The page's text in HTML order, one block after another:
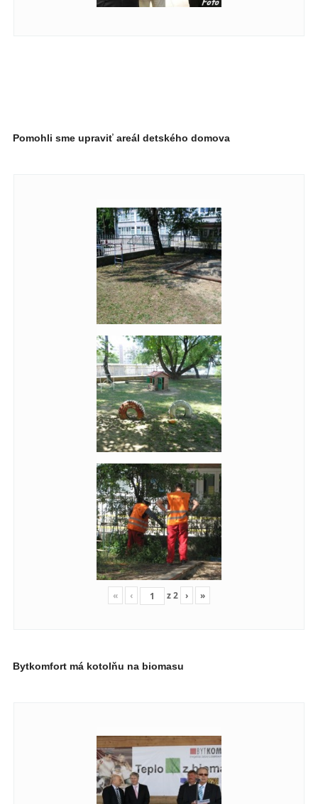
Pomohli sme upraviť areál detského domova
« ‹ z2 › »
Bytkomfort má kotolňu na biomasu